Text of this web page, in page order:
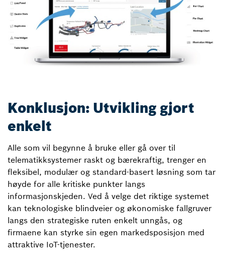
Konklusjon: Utvikling gjort
enkelt
Alle som vil begynne å bruke eller gå over til
telematikksystemer raskt og bærekraftig, trenger en
fleksibel, modulær og standard-basert løsning som tar
høyde for alle kritiske punkter langs
informasjonskjeden. Ved å velge det riktige systemet
kan teknologiske blindveier og økonomiske fallgruver
langs den strategiske ruten enkelt unngås, og
firmaene kan styrke sin egen markedsposisjon med
attraktive IoT-tjenester.